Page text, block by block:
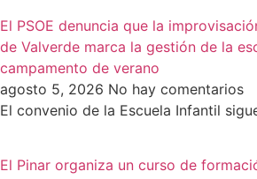
El PSOE denuncia que la
de Valverde marca la gestión de la
campamento de verano
agosto 5, 2026 No hay comentarios
El convenio de la Escuela Infantil
El Pinar organiza un curso de